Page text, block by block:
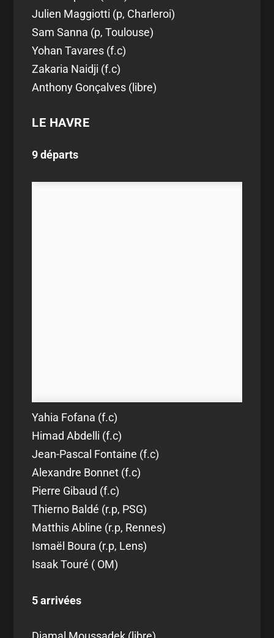
Julien Maggiotti (p, Charleroi)
Sam Sanna (p, Toulouse)
Yohan Tavares (f.c)
Zakaria Naidji (f.c)
Anthony Gonçalves (libre)
LE HAVRE
9 départs
Yahia Fofana (f.c)
Himad Abdelli (f.c)
Jean-Pascal Fontaine (f.c)
Alexandre Bonnet (f.c)
Pierre Gibaud (f.c)
Thierno Baldé (r.p, PSG)
Matthis Abline (r.p, Rennes)
Ismaël Boura (r.p, Lens)
Isaak Touré ( OM)
5 arrivées